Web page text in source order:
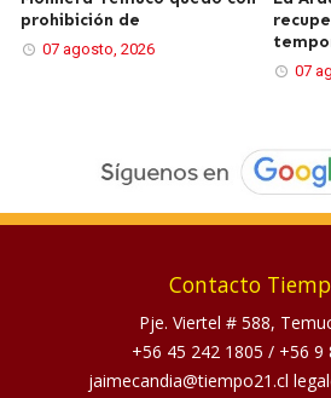
prohibición de
07 agosto, 2026
07
Contacto
Pje. Viertel # 588,
+56 45 242 1805 / +56 9
jaimecandia@tiempo21.cl